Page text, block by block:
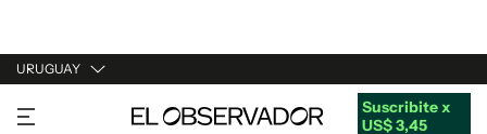
URUGUAY
URUGUAY
Suscribite x
US$ 3,45